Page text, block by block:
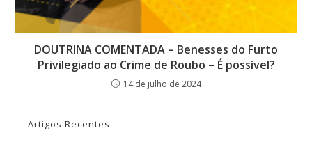
DOUTRINA COMENTADA – Benesses do Furto
Privilegiado ao Crime de Roubo – É possível?
14 de julho de 2024
Artigos Recentes